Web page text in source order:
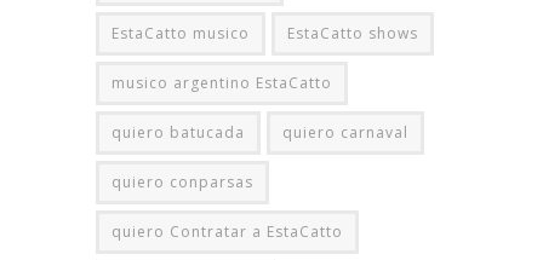
EstaCatto musico EstaCatto shows
musico argentino EstaCatto
quiero batucada quiero carnaval
quiero conparsas
quiero Contratar a EstaCatto